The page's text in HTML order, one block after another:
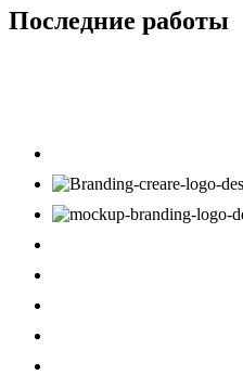
Последние работы